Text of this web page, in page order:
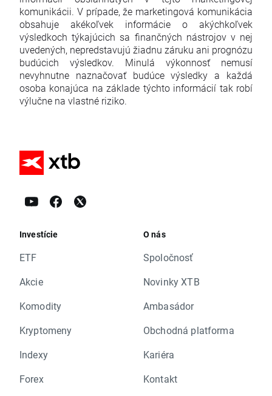
komunikácii. V prípade, že marketingová komunikácia
obsahuje akékoľvek informácie o akýchkoľvek
výsledkoch týkajúcich sa finančných nástrojov v nej
uvedených, nepredstavujú žiadnu záruku ani prognózu
budúcich výsledkov. Minulá výkonnosť nemusí
nevyhnutne naznačovať budúce výsledky a každá
osoba konajúca na základe týchto informácií tak robí
výlučne na vlastné riziko.
Investície
ETF
Akcie
Komodity
Kryptomeny
Indexy
Forex
O nás
Spoločnosť
Novinky XTB
Ambasádor
Obchodná platforma
Kariéra
Kontakt